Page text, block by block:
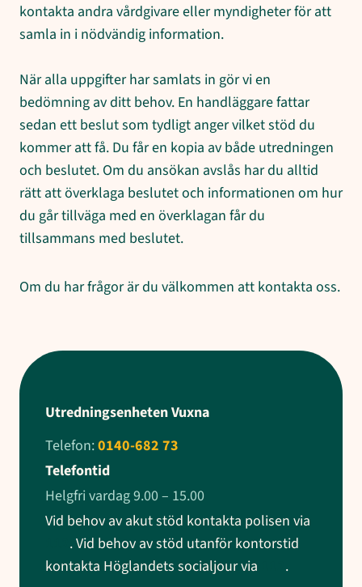
kontakta andra vårdgivare eller myndigheter för att
samla in i nödvändig information.
När alla uppgifter har samlats in gör vi en
bedömning av ditt behov. En handläggare fattar
sedan ett beslut som tydligt anger vilket stöd du
kommer att få. Du får en kopia av både utredningen
och beslutet. Om du ansökan avslås har du alltid
rätt att överklaga beslutet och informationen om hur
du går tillväga med en överklagan får du
tillsammans med beslutet.
Om du har frågor är du välkommen att kontakta oss.
Utredningsenheten Vuxna
Telefon:0140-682 73
Telefontid
Helgfri vardag 9.00 – 15.00
Vid behov av akut stöd kontakta polisen via
. Vid behov av stöd utanför kontorstid
kontakta Höglandets socialjour via
.